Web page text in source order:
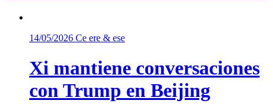
14/05/2026 Ce ere & ese
Xi mantiene conversaciones
con Trump en Beijing